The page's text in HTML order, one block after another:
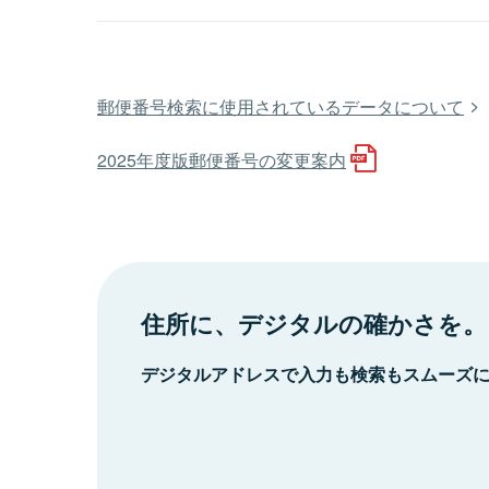
郵便番号検索に使用されているデータについて
2025年度版郵便番号の変更案内
住所に、デジタルの確かさを。
デジタルアドレスで入力も検索もスムーズ